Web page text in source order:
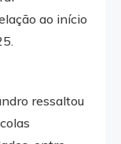
ao início
ressaltou